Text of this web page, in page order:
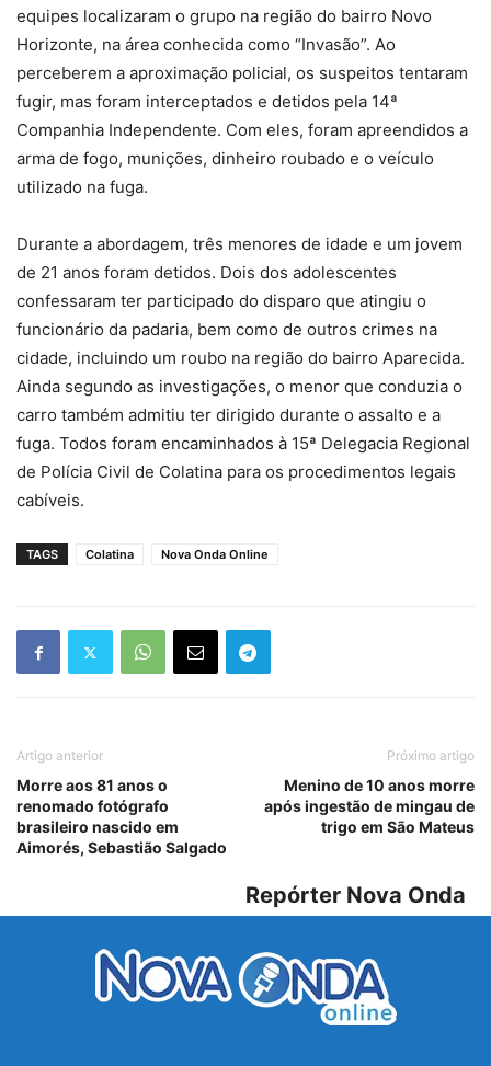
equipes localizaram o grupo na região do bairro Novo
Horizonte, na área conhecida como “Invasão”. Ao
perceberem a aproximação policial, os suspeitos tentaram
fugir, mas foram interceptados e detidos pela 14ª
Companhia Independente. Com eles, foram apreendidos a
arma de fogo, munições, dinheiro roubado e o veículo
utilizado na fuga.
Durante a abordagem, três menores de idade e um jovem
de 21 anos foram detidos. Dois dos adolescentes
confessaram ter participado do disparo que atingiu o
funcionário da padaria, bem como de outros crimes na
cidade, incluindo um roubo na região do bairro Aparecida.
Ainda segundo as investigações, o menor que conduzia o
carro também admitiu ter dirigido durante o assalto e a
fuga. Todos foram encaminhados à 15ª Delegacia Regional
de Polícia Civil de Colatina para os procedimentos legais
cabíveis.
TAGS Colatina Nova Onda Online
Artigo anterior
Morre aos 81 anos o
renomado fotógrafo
brasileiro nascido em
Aimorés, Sebastião Salgado
Próximo artigo
Menino de 10 anos morre
após ingestão de mingau de
trigo em São Mateus
Repórter Nova Onda